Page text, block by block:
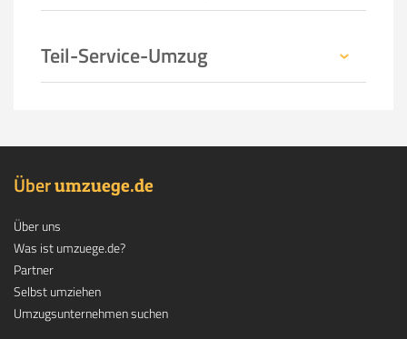
Teil-Service-Umzug
Überumzuege.de
Über uns
Was ist umzuege.de?
Partner
Selbst umziehen
Umzugsunternehmen suchen